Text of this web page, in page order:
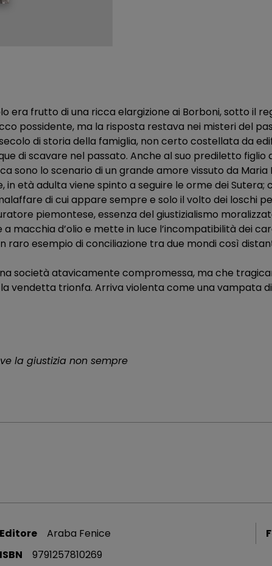
frutto di una ricca elargizione ai Borboni, sotto il
possidente, ma la risposta restava nei misteri del
di storia della famiglia, non certo costellata da
di scavare nel passato. Anche al suo prediletto
sono lo scenario di un grande amore vissuto da
età adulta viene spinto a seguire le orme dei
di cui appare sempre e solo il volto dei loschi
piemontese, essenza del giustizialismo
macchia d’olio e mette in luce l’incompatibilità dei
esempio di conciliazione tra due mondi così
società atavicamente compromessa, ma che
vendetta trionfa. Arriva violenta come una vampata
la giustizia non sempre
Editore Araba Fenice
ISBN 9791257810269